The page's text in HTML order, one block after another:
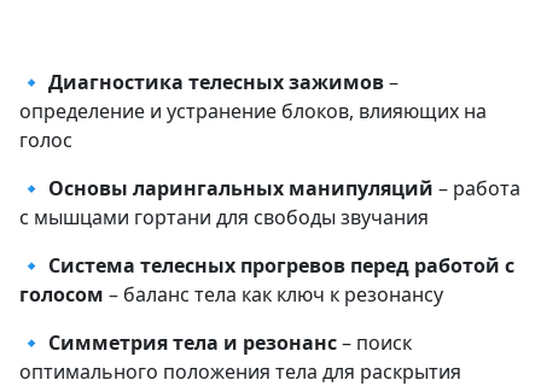
🔹 Диагностика телесных зажимов–
определение и устранение блоков, влияющих на
голос
🔹 Основы ларингальных манипуляций – работа
с мышцами гортани для свободы звучания
🔹 Система телесных прогревов перед работой с
голосом – баланс тела как ключ к резонансу
🔹 Симметрия тела и резонанс– поиск
оптимального положения тела для раскрытия